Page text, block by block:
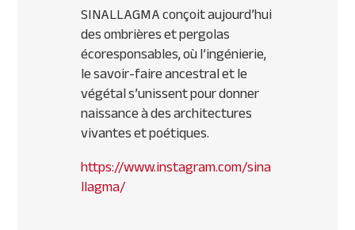
SINALLAGMA conçoit aujourd’hui
des ombrières et pergolas
écoresponsables, où l’ingénierie,
le savoir-faire ancestral et le
végétal s’unissent pour donner
naissance à des architectures
vivantes et poétiques.
https://www.instagram.com/sina
llagma/